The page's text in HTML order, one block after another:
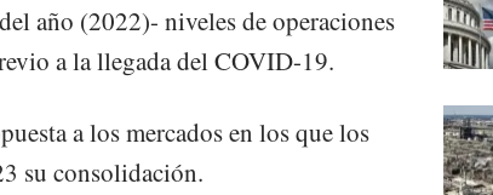
año (2022)- niveles de operaciones
a la llegada del COVID-19.
a los mercados en los que los
su consolidación.